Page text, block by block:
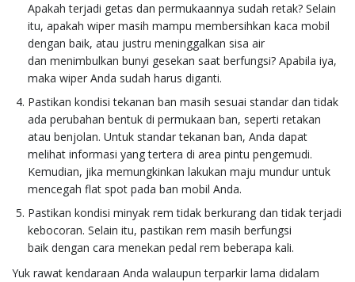
Apakah terjadi getas dan permukaannya sudah retak? Selain
itu, apakah wiper masih mampu membersihkan kaca mobil
dengan baik, atau justru meninggalkan sisa air
dan menimbulkan bunyi gesekan saat berfungsi? Apabila iya,
maka wiper Anda sudah harus diganti.
Pastikan kondisi tekanan ban masih sesuai standar dan tidak
ada perubahan bentuk di permukaan ban, seperti retakan
atau benjolan. Untuk standar tekanan ban, Anda dapat
melihat informasi yang tertera di area pintu pengemudi.
Kemudian, jika memungkinkan lakukan maju mundur untuk
mencegah flat spot pada ban mobil Anda.
Pastikan kondisi minyak rem tidak berkurang dan tidak terjadi
kebocoran. Selain itu, pastikan rem masih berfungsi
baik dengan cara menekan pedal rem beberapa kali.
Yuk rawat kendaraan Anda walaupun terparkir lama didalam